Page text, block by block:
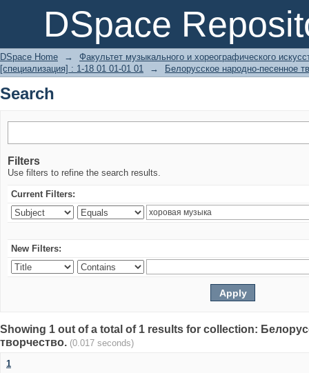
DSpace
Search
DSpace Home →
Факультет музыкального и хореографического
[специализация] : 1-18 01 01-01 01
→ Белорусское народно-песенное
Search
Filters
Use filters to refine the search results.
Current Filters:
New Filters:
Showing 1 out of a total of 1 results for collection:
творчество. (0.017 seconds)
1